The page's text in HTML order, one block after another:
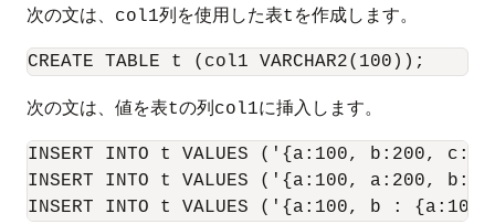
次の文は、 col1列を使用した表t を作成します。
次の文は、値を表tの列col1に挿入します。
INSERT INTO t VALUES ('{a:100, b:200,
INSERT INTO t VALUES ('{a:100, a:200,